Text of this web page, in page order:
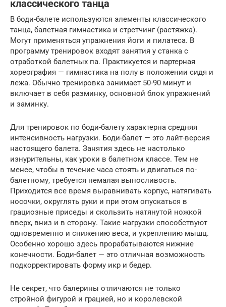
классического танца
В боди-балете используются элементы классического
танца, балетная гимнастика и стретчинг (растяжка).
Могут применяться упражнения йоги и пилатеса. В
программу тренировок входят занятия у станка с
отработкой балетных па. Практикуется и партерная
хореография — гимнастика на полу в положении сидя и
лежа. Обычно тренировка занимает 50-90 минут и
включает в себя разминку, основной блок упражнений
и заминку.
Для тренировок по боди-балету характерна средняя
интенсивность нагрузки. Боди-балет — это лайт-версия
настоящего балета. Занятия здесь не настолько
изнурительны, как уроки в балетном классе. Тем не
менее, чтобы в течение часа стоять и двигаться по-
балетному, требуется немалая выносливость.
Приходится все время выравнивать корпус, натягивать
носочки, округлять руки и при этом опускаться в
грациозные приседы и скользить натянутой ножкой
вверх, вниз и в сторону. Такие нагрузки способствуют
одновременно и снижению веса, и укреплению мышц.
Особенно хорошо здесь прорабатываются нижние
конечности. Боди-балет — это отличная возможность
подкорректировать форму икр и бедер.
Не секрет, что балерины отличаются не только
стройной фигурой и грацией, но и королевской